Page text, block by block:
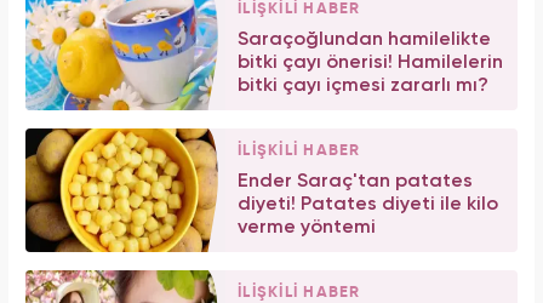
İLİŞKİLİ HABER
Saraçoğlundan hamilelikte
bitki çayı önerisi! Hamilelerin
bitki çayı içmesi zararlı mı?
İLİŞKİLİ HABER
Ender Saraç'tan patates
diyeti! Patates diyeti ile kilo
verme yöntemi
İLİŞKİLİ HABER